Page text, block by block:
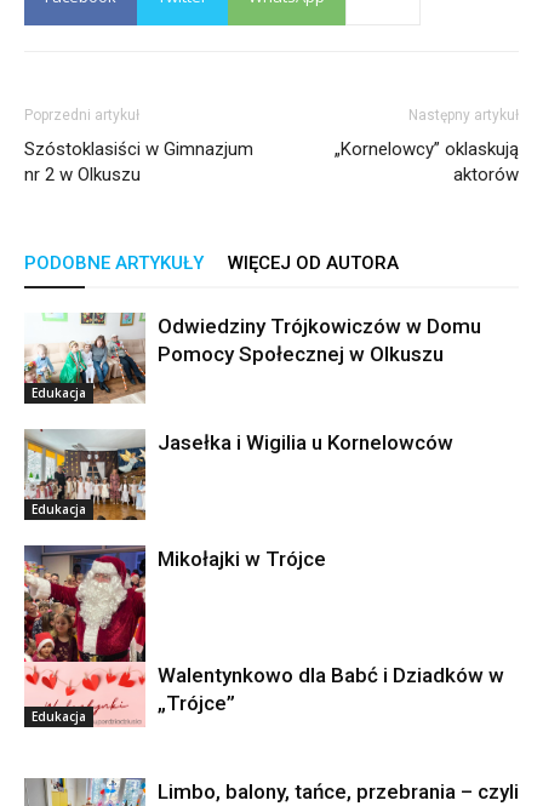
Poprzedni artykuł
Szóstoklasiści w Gimnazjum
nr 2 w Olkuszu
Następny artykuł
„Kornelowcy” oklaskują
aktorów
PODOBNE ARTYKUŁY WIĘCEJ OD AUTORA
Edukacja
Odwiedziny Trójkowiczów w Domu
Pomocy Społecznej w Olkuszu
Edukacja
Jasełka i Wigilia u Kornelowców
Edukacja
Mikołajki w Trójce
Edukacja
Walentynkowo dla Babć i Dziadków w
„Trójce”
Limbo, balony, tańce, przebrania – czyli